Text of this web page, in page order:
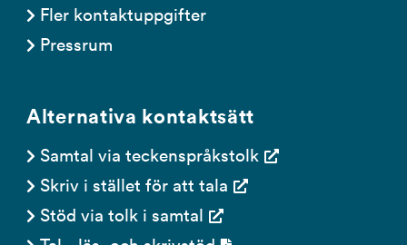
Fler kontaktuppgifter
Pressrum
Alternativa kontaktsätt
Samtal via teckenspråkstolk
Skriv i stället för att tala
Stöd via tolk i samtal